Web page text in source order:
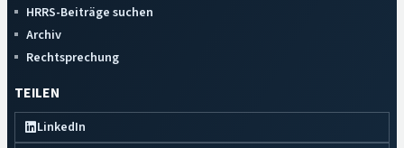
HRRS-Beiträge suchen
Archiv
Rechtsprechung
TEILEN
LinkedIn